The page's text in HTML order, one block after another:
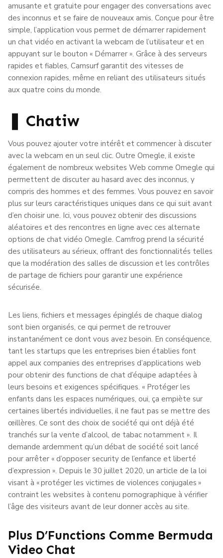
amusante et gratuite pour engager des conversations avec
des inconnus et se faire de nouveaux amis. Conçue pour être
simple, l’application vous permet de démarrer rapidement
un chat vidéo en activant la webcam de l’utilisateur et en
appuyant sur le bouton « Démarrer ». Grâce à des serveurs
rapides et fiables, Camsurf garantit des vitesses de
connexion rapides, même en reliant des utilisateurs situés
aux quatre coins du monde.
❚ Chatiw
Vous pouvez ajouter votre intérêt et commencer à discuter
avec la webcam en un seul clic. Outre Omegle, il existe
également de nombreux websites Web comme Omegle qui
permettent de discuter au hasard avec des inconnus, y
compris des hommes et des femmes. Vous pouvez en savoir
plus sur leurs caractéristiques uniques dans ce qui suit avant
d’en choisir une. Ici, vous pouvez obtenir des discussions
aléatoires et des rencontres en ligne avec ces alternate
options de chat vidéo Omegle. Camfrog prend la sécurité
des utilisateurs au sérieux, offrant des fonctionnalités telles
que la modération des salles de discussion et les contrôles
de partage de fichiers pour garantir une expérience
sécurisée.
Les liens, fichiers et messages épinglés de chaque dialog
sont bien organisés, ce qui permet de retrouver
instantanément ce dont vous avez besoin. En conséquence,
tant les startups que les entreprises bien établies font
appel aux companies des entreprises d’applications web
pour obtenir des functions de chat d’équipe adaptées à
leurs besoins et exigences spécifiques. « Protéger les
enfants dans les espaces numériques, oui, ça empiète sur
certaines libertés individuelles, il ne faut pas se mettre des
œillères. Ce sont des choix de société qui ont déjà été
tranchés sur la vente d’alcool, de tabac notamment ». Il
demande ardemment qu’un débat de société soit lancé
pour arrêter « d’opposer security de l’enfance et liberté
d’expression ». Depuis le 30 juillet 2020, un article de la loi
visant à « protéger les victimes de violences conjugales »
contraint les websites à contenu pornographique à vérifier
l’âge des visiteurs avant de leur donner accès au site.
Plus D’Functions Comme Bermuda
Video Chat